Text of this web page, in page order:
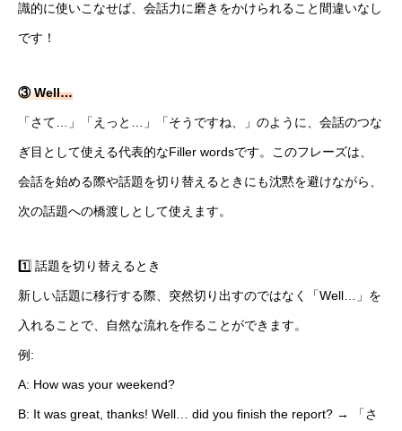
識的に使いこなせば、会話力に磨きをかけられること間違いなし
です！
③ Well…
「さて…」「えっと…」「そうですね、」のように、会話のつな
ぎ目として使える代表的なFiller wordsです。このフレーズは、
会話を始める際や話題を切り替えるときにも沈黙を避けながら、
次の話題への橋渡しとして使えます。
1️⃣ 話題を切り替えるとき
新しい話題に移行する際、突然切り出すのではなく「Well…」を
入れることで、自然な流れを作ることができます。
例:
A: How was your weekend?
B: It was great, thanks! Well… did you finish the report? → 「さ